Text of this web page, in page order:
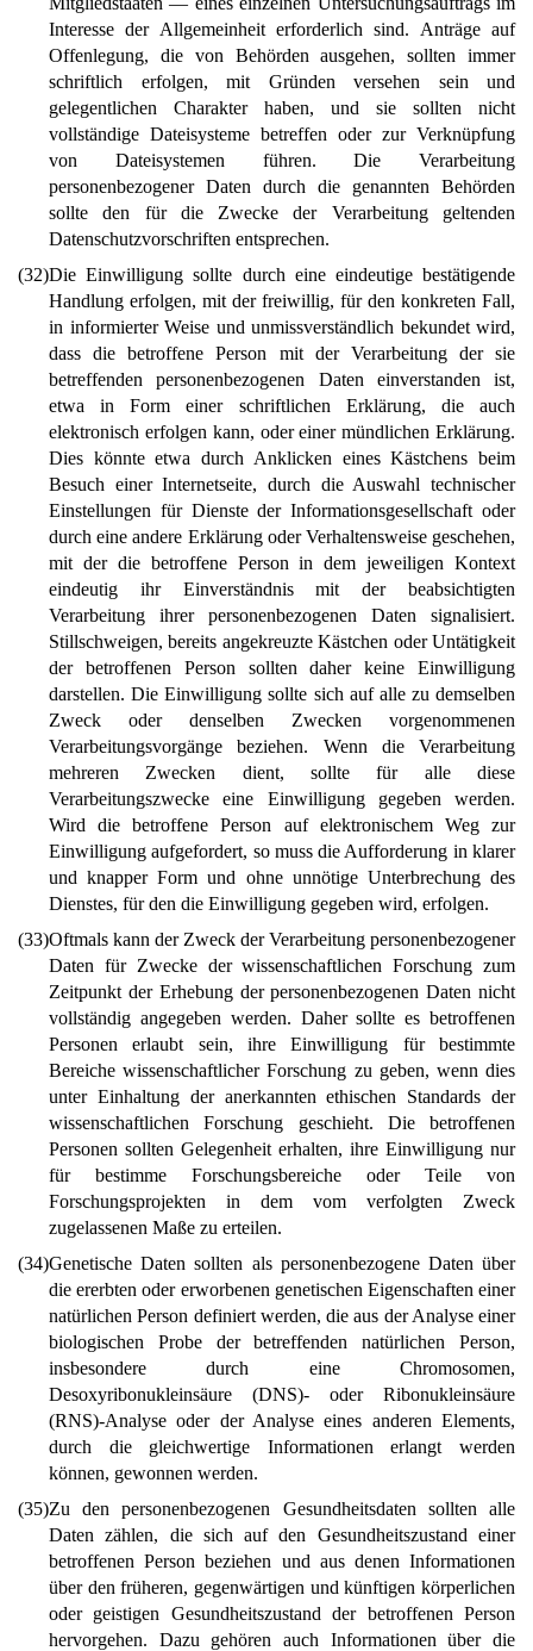
Interesse der Allgemeinheit erforderlich sind. Anträge auf
Offenlegung, die von Behörden ausgehen, sollten immer
schriftlich erfolgen, mit Gründen versehen sein und
gelegentlichen Charakter haben, und sie sollten nicht
vollständige Dateisysteme betreffen oder zur Verknüpfung
von Dateisystemen führen. Die Verarbeitung
personenbezogener Daten durch die genannten Behörden
sollte den für die Zwecke der Verarbeitung geltenden
Datenschutzvorschriften entsprechen.
(32)Die Einwilligung sollte durch eine eindeutige bestätigende
Handlung erfolgen, mit der freiwillig, für den konkreten Fall,
in informierter Weise und unmissverständlich bekundet wird,
dass die betroffene Person mit der Verarbeitung der sie
betreffenden personenbezogenen Daten einverstanden ist,
etwa in Form einer schriftlichen Erklärung, die auch
elektronisch erfolgen kann, oder einer mündlichen Erklärung.
Dies könnte etwa durch Anklicken eines Kästchens beim
Besuch einer Internetseite, durch die Auswahl technischer
Einstellungen für Dienste der Informationsgesellschaft oder
durch eine andere Erklärung oder Verhaltensweise geschehen,
mit der die betroffene Person in dem jeweiligen Kontext
eindeutig ihr Einverständnis mit der beabsichtigten
Verarbeitung ihrer personenbezogenen Daten signalisiert.
Stillschweigen, bereits angekreuzte Kästchen oder Untätigkeit
der betroffenen Person sollten daher keine Einwilligung
darstellen. Die Einwilligung sollte sich auf alle zu demselben
Zweck oder denselben Zwecken vorgenommenen
Verarbeitungsvorgänge beziehen. Wenn die Verarbeitung
mehreren Zwecken dient, sollte für alle diese
Verarbeitungszwecke eine Einwilligung gegeben werden.
Wird die betroffene Person auf elektronischem Weg zur
Einwilligung aufgefordert, so muss die Aufforderung in klarer
und knapper Form und ohne unnötige Unterbrechung des
Dienstes, für den die Einwilligung gegeben wird, erfolgen.
(33)Oftmals kann der Zweck der Verarbeitung personenbezogener
Daten für Zwecke der wissenschaftlichen Forschung zum
Zeitpunkt der Erhebung der personenbezogenen Daten nicht
vollständig angegeben werden. Daher sollte es betroffenen
Personen erlaubt sein, ihre Einwilligung für bestimmte
Bereiche wissenschaftlicher Forschung zu geben, wenn dies
unter Einhaltung der anerkannten ethischen Standards der
wissenschaftlichen Forschung geschieht. Die betroffenen
Personen sollten Gelegenheit erhalten, ihre Einwilligung nur
für bestimme Forschungsbereiche oder Teile von
Forschungsprojekten in dem vom verfolgten Zweck
zugelassenen Maße zu erteilen.
(34)Genetische Daten sollten als personenbezogene Daten über
die ererbten oder erworbenen genetischen Eigenschaften einer
natürlichen Person definiert werden, die aus der Analyse einer
biologischen Probe der betreffenden natürlichen Person,
insbesondere durch eine Chromosomen,
Desoxyribonukleinsäure (DNS)- oder Ribonukleinsäure
(RNS)-Analyse oder der Analyse eines anderen Elements,
durch die gleichwertige Informationen erlangt werden
können, gewonnen werden.
(35)Zu den personenbezogenen Gesundheitsdaten sollten alle
Daten zählen, die sich auf den Gesundheitszustand einer
betroffenen Person beziehen und aus denen Informationen
über den früheren, gegenwärtigen und künftigen körperlichen
oder geistigen Gesundheitszustand der betroffenen Person
hervorgehen. Dazu gehören auch Informationen über die